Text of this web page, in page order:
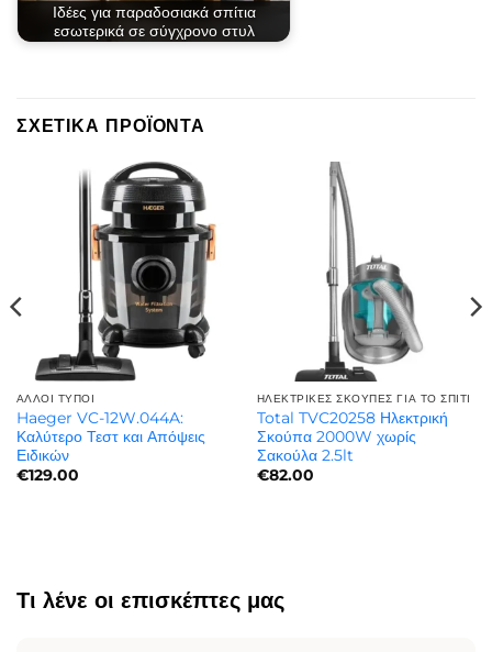
Ιδέες για παραδοσιακά σπίτια
εσωτερικά σε σύγχρονο στυλ
ΣΧΕΤΙΚΆ ΠΡΟΪΌΝΤΑ
ΆΛΛΟΙ ΤΎΠΟΙ
Haeger VC-12W.044A:
Καλύτερο Τεστ και Απόψεις
Ειδικών
€129.00
ΗΛΕΚΤΡΙΚΈΣ ΣΚΟΎΠΕΣ ΓΙΑ ΤΟ ΣΠΊΤΙ
Total TVC20258 Ηλεκτρική
Σκούπα 2000W χωρίς
Σακούλα 2.5lt
€82.00
Τι λένε οι επισκέπτες μας